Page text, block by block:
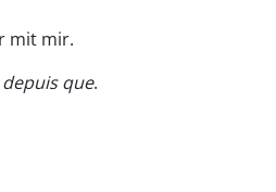
mit mir.
depuis que.